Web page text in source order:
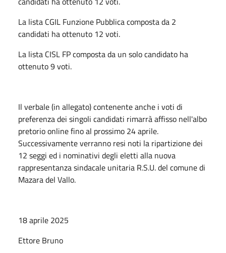
La lista CGIL Funzione Pubblica composta da 2
candidati ha ottenuto 12 voti.
La lista CISL FP composta da un solo candidato ha
ottenuto 9 voti.
Il verbale (in allegato) contenente anche i voti di
preferenza dei singoli candidati rimarrà affisso nell'albo
pretorio online fino al prossimo 24 aprile.
Successivamente verranno resi noti la ripartizione dei
12 seggi ed i nominativi degli eletti alla nuova
rappresentanza sindacale unitaria R.S.U. del comune di
Mazara del Vallo.
18 aprile 2025
Ettore Bruno